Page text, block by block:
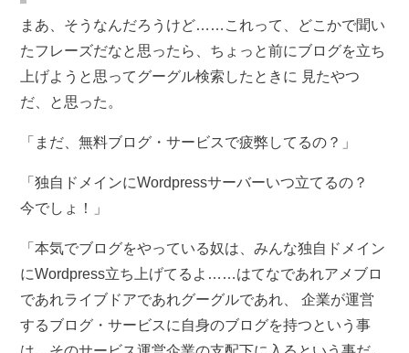
まあ、そうなんだろうけど……これって、どこかで聞い
たフレーズだなと思ったら、ちょっと前にブログを立ち
上げようと思ってグーグル検索したときに 見たやつ
だ、と思った。
「まだ、無料ブログ・サービスで疲弊してるの？」
「独自ドメインにWordpressサーバーいつ立てるの？
今でしょ！」
「本気でブログをやっている奴は、みんな独自ドメイン
にWordpress立ち上げてるよ……はてなであれアメブロ
であれライブドアであれグーグルであれ、 企業が運営
するブログ・サービスに自身のブログを持つという事